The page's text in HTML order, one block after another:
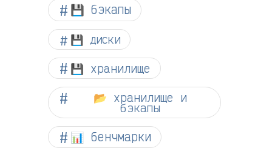
💾 бэкапы
💾 диски
💾 хранилище
📂 хранилище и
бэкапы
📊 бенчмарки